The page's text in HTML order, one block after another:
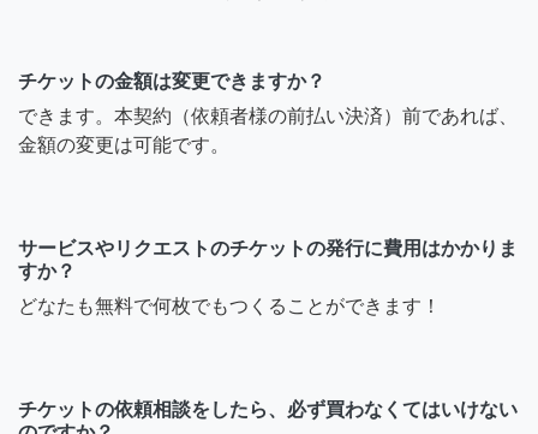
チケットの金額は変更できますか？
できます。本契約（依頼者様の前払い決済）前であれば、
金額の変更は可能です。
サービスやリクエストのチケットの発行に費用はかかりま
すか？
どなたも無料で何枚でもつくることができます！
チケットの依頼相談をしたら、必ず買わなくてはいけない